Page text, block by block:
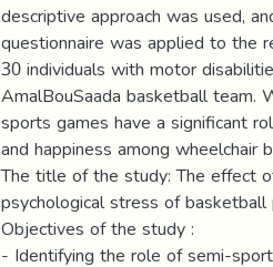
descriptive approach was used,
questionnaire was applied to the
30 individuals with motor
AmalBouSaada basketball team.
sports games have a significant
and happiness among wheelchair
The title of the study: The effect
psychological stress of
Objectives of the study :
- Identifying the role of semi-